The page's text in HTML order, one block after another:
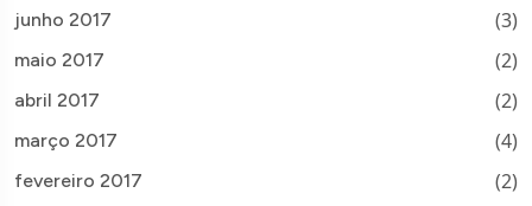
junho 2017 (3)
maio 2017 (2)
abril 2017 (2)
março 2017 (4)
fevereiro 2017 (2)